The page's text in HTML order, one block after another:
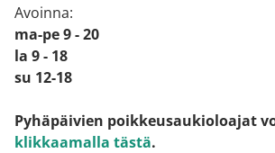
Avoinna:
ma-pe 9 - 20
la 9 - 18
su 12-18
Pyhäpäivien poikkeusaukioloajat
klikkaamalla tästä.